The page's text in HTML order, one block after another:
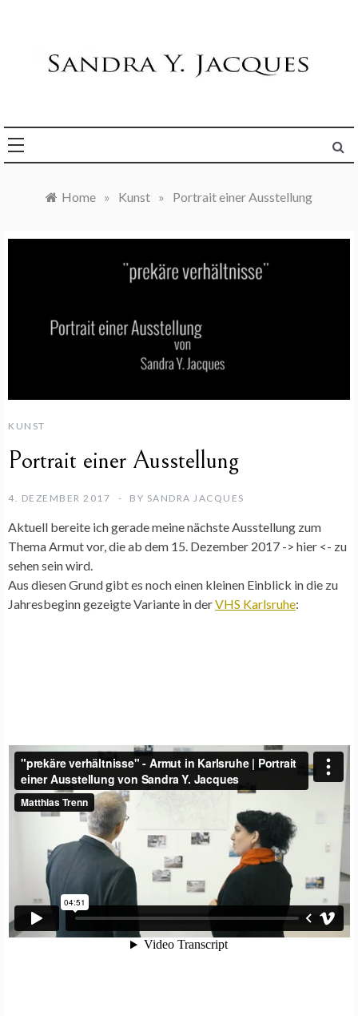
Home » Kunst » Portrait einer Ausstellung
KUNST
Portrait einer Ausstellung
4. DEZEMBER 2017 BY SANDRA JACQUES
Aktuell bereite ich gerade meine nächste Ausstellung zum
Thema Armut vor, die ab dem 15. Dezember 2017 -> hier <- zu
sehen sein wird.
Aus diesen Grund gibt es noch einen kleinen Einblick in die zu
Jahresbeginn gezeigte Variante in derVHS Karlsruhe: